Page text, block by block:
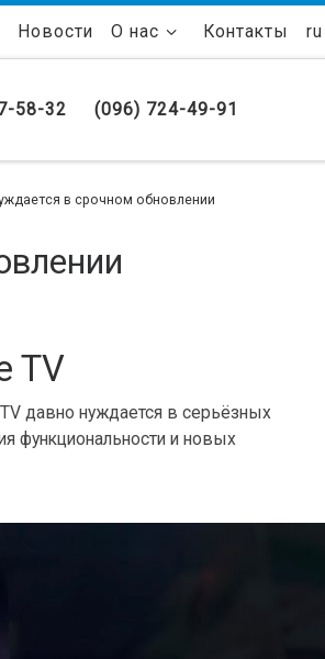
Новости О нас Контакты ru
58-32 (096) 724-49-91
в срочном обновлении
TV
давно нуждается в серьёзных
функциональности и новых